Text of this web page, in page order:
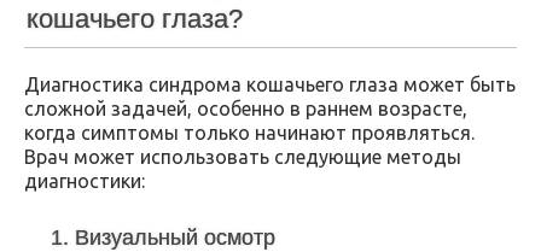
кошачьего глаза?
Диагностика синдрома кошачьего глаза может быть
сложной задачей, особенно в раннем возрасте,
когда симптомы только начинают проявляться.
Врач может использовать следующие методы
диагностики:
1. Визуальный осмотр